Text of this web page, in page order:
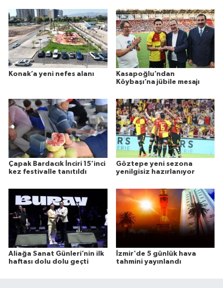
Konak’a yeni nefes alanı
Kasapoğlu’ndan
Köybaşı’na jübile mesajı
Çapak Bardacık İnciri 15’inci
kez festivalle tanıtıldı
Göztepe yeni sezona
yenilgisiz hazırlanıyor
Aliağa Sanat Günleri’nin ilk
haftası dolu dolu geçti
İzmir'de 5 günlük hava
tahmini yayınlandı